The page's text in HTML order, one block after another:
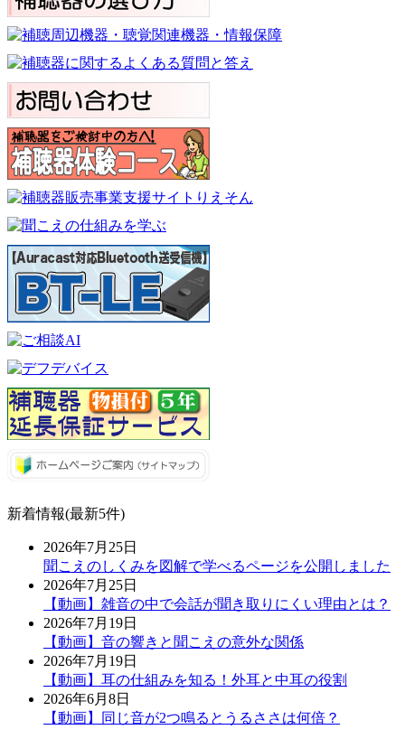
新着情報(最新5件)
2026年7月25日
聞こえのしくみを図解で学べるページを公開しました
2026年7月25日
【動画】雑音の中で会話が聞き取りにくい理由とは？
2026年7月19日
【動画】音の響きと聞こえの意外な関係
2026年7月19日
【動画】耳の仕組みを知る！外耳と中耳の役割
2026年6月8日
【動画】同じ音が2つ鳴るとうるささは何倍？